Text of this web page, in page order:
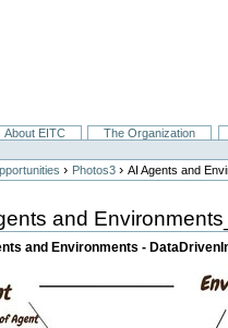
About EITC
The Organization
› Photos3 ›AI Agents and
and
and Environments -